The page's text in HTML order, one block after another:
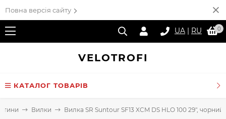
Повна версія сайту
UA | RU 0
VELOTROFI
КАТАЛОГ ТОВАРІВ
Вилки Вилка SR Suntour SF13 XCM DS HLO 100 29", чорний